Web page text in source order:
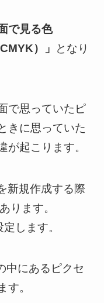
で見る色
）」
となり
で思っていたピ
きに思っていた
が起こります。
新規作成する際
ります。
します。
中にあるピクセ
す。